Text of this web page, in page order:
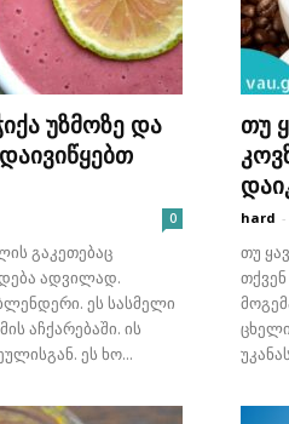
უზმოზე და
0
გაკეთებაც
ადვილად.
ეს სასმელი
აჩქარებაში. ის
ეს ხო...
თუ
hard -
თუ